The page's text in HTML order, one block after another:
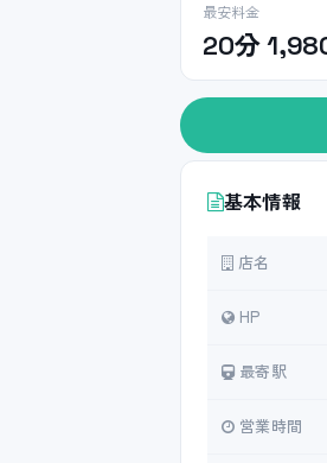
最安料金
20分
基本情報
店名
HP
最寄駅
営業時間